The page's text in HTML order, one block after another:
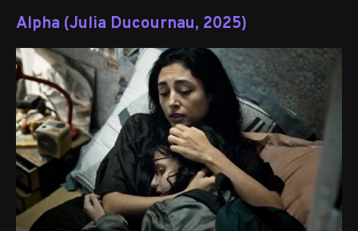
Alpha (Julia Ducournau, 2025)